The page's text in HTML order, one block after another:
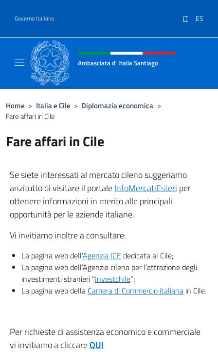
Governo Italiano IT ES
Intestazione sito, social e menù
Ambasciata d' Italia Santiago
Home > Italia e Cile > Diplomazia economica >
Fare affari in Cile
Fare affari in Cile
Se siete interessati al mercato cileno suggeriamo
anzitutto di visitare il portaleInfoMercatiEsteri per
ottenere informazioni in merito alle principali
opportunità per le aziende italiane.
Vi invitiamo inoltre a consultare:
La pagina web dell’Agenzia ICE dedicata al Cile;
La pagina web dell’Agenzia cilena per l’attrazione degli
investimenti stranieri “Investchile“;
La pagina web della Camera di Commercio italiana in Cile.
Per richieste di assistenza economico e commerciale
vi invitiamo a cliccareQUI